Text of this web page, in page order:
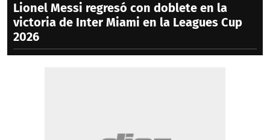
Lionel Messi regresó con doblete en la
victoria de Inter Miami en la Leagues Cup
2026